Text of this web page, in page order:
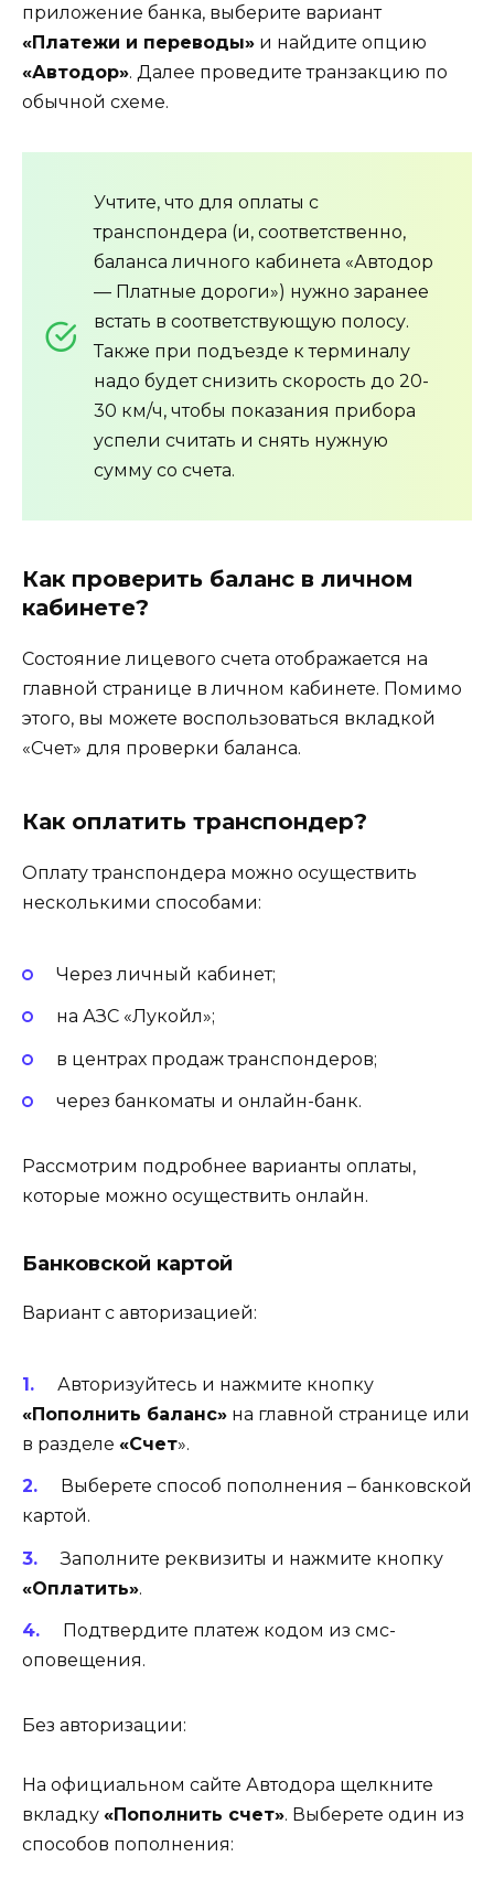
приложение банка, выберите вариант
«Платежи и переводы» и найдите опцию
«Автодор». Далее проведите транзакцию по
обычной схеме.
Учтите, что для оплаты с
транспондера (и, соответственно,
баланса личного кабинета «Автодор
— Платные дороги») нужно заранее
встать в соответствующую полосу.
Также при подъезде к терминалу
надо будет снизить скорость до 20-
30 км/ч, чтобы показания прибора
успели считать и снять нужную
сумму со счета.
Как проверить баланс в личном
кабинете?
Состояние лицевого счета отображается на
главной странице в личном кабинете. Помимо
этого, вы можете воспользоваться вкладкой
«Счет» для проверки баланса.
Как оплатить транспондер?
Оплату транспондера можно осуществить
несколькими способами:
Через личный кабинет;
на АЗС «Лукойл»;
в центрах продаж транспондеров;
через банкоматы и онлайн-банк.
Рассмотрим подробнее варианты оплаты,
которые можно осуществить онлайн.
Банковской картой
Вариант с авторизацией:
Авторизуйтесь и нажмите кнопку
«Пополнить баланс» на главной странице или
в разделе «Счет».
Выберете способ пополнения – банковской
картой.
Заполните реквизиты и нажмите кнопку
«Оплатить».
Подтвердите платеж кодом из смс-
оповещения.
Без авторизации:
На официальном сайте Автодора щелкните
вкладку «Пополнить счет». Выберете один из
способов пополнения: